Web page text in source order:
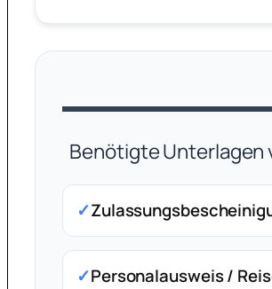
Benötigte Unterlagen
✓
✓Personalausweis /